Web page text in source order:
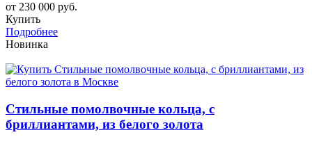
от 230 000 руб.
Купить
Подробнее
Новинка
Стильные помолвочные кольца, с
бриллиантами, из белого золота